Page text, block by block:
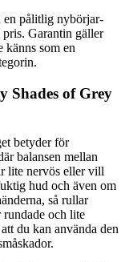
en pålitlig nybörjar-
Garantin gäller
som en
Shades of Grey
betyder för
balansen mellan
lite nervös eller vill
hud och även om
så rullar
rundade och lite
du kan använda den